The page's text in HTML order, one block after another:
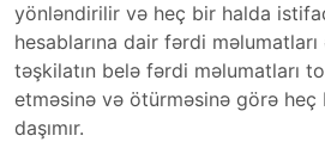
yönləndirilir və heç bir halda
hesablarına dair fərdi
təşkilatın belə fərdi məlumatları
etməsinə və ötürməsinə görə
daşımır.